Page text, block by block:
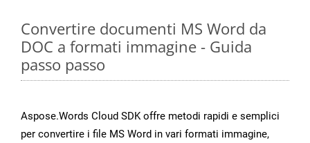
Convertire documenti MS Word da
DOC a formati immagine - Guida
passo passo
Aspose.Words Cloud SDK offre metodi rapidi e semplici
per convertire i file MS Word in vari formati immagine,